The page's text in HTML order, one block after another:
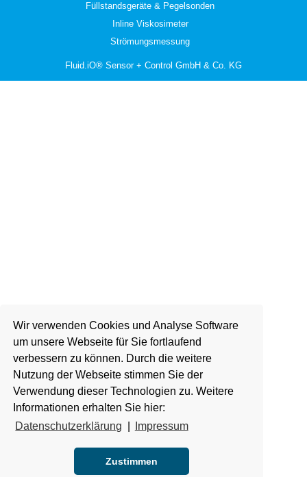
Wir verwenden Cookies und Analyse Software
um unsere Webseite für Sie fortlaufend
verbessern zu können. Durch die weitere
Nutzung der Webseite stimmen Sie der
Verwendung dieser Technologien zu. Weitere
Informationen erhalten Sie hier:
Datenschutzerklärung
Impressum
Zustimmen
Füllstandsgeräte & Pegelsonden
Inline Viskosimeter
Strömungsmessung
Fluid.iO® Sensor + Control GmbH & Co. KG